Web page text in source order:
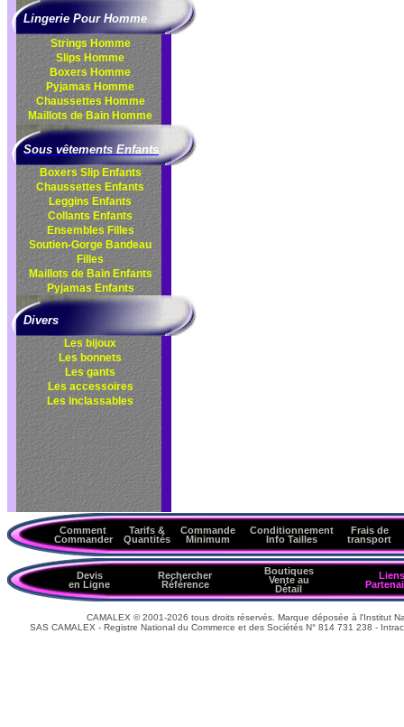
Lingerie Pour Homme
Strings Homme
Slips Homme
Boxers Homme
Pyjamas Homme
Chaussettes Homme
Maillots de Bain Homme
Sous vêtements Enfants
Boxers Slip Enfants
Chaussettes Enfants
Leggins Enfants
Collants Enfants
Ensembles Filles
Soutien-Gorge Bandeau
Filles
Maillots de Bain Enfants
Pyjamas Enfants
Divers
Les bijoux
Les bonnets
Les gants
Les accessoires
Les inclassables
Comment
Commander
Tarifs &
Quantités
Commande
Minimum
Conditionnement
Info Tailles
Frais de
transport
Devis
en Ligne
Rechercher
Référence
Boutiques
Vente au
Détail
Liens
CAMALEX © 2001-2026 tous droits réservés. Marque déposée à l'Institut
SAS CAMALEX - Registre National du Commerce et des Sociétés N° 814 731 238 -